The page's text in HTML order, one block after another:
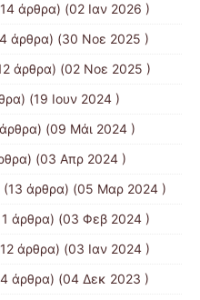
άρθρα) (02 Ιαν 2026 )
άρθρα) (30 Νοε 2025 )
άρθρα) (02 Νοε 2025 )
(19 Ιουν 2024 )
(09 Μάι 2024 )
(03 Απρ 2024 )
(13 άρθρα) (05 Μαρ 2024 )
άρθρα) (03 Φεβ 2024 )
άρθρα) (03 Ιαν 2024 )
άρθρα) (04 Δεκ 2023 )